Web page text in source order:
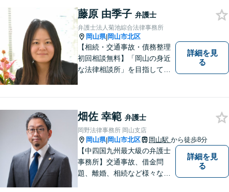
藤原 由季子 弁護士
弁護士法人菊池綜合法律事務所
岡山県|岡山市北区
【相続・交通事故・債務整理
初回相談無料】「岡山の身近
な法律相談所」を目指してい
んなささいなことでも構いま
せん。お気軽にご相談くださ
い。【土曜日も受付可能】
【専用駐車場あり】
詳細を見
る
畑佐 幸範 弁護士
岡野法律事務所 岡山支店
岡山県|岡山市北区 岡山駅 から徒歩8分
【中四国九州最大級の弁護士
事務所】交通事故、借金問
題、離婚、相続など様々な問
詳細を見
る